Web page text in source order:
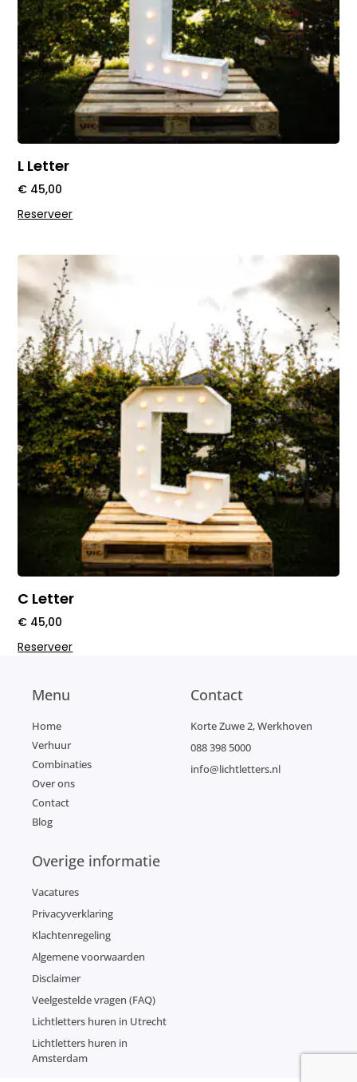
L Letter
€ 45,00
Reserveer
C Letter
€ 45,00
Reserveer
Menu
Home
Verhuur
Combinaties
Over ons
Contact
Blog
Contact
Korte Zuwe 2, Werkhoven
088 398 5000
info@lichtletters.nl
Overige informatie
Vacatures
Privacyverklaring
Klachtenregeling
Algemene voorwaarden
Disclaimer
Veelgestelde vragen (FAQ)
Lichtletters huren in Utrecht
Lichtletters huren in
Amsterdam